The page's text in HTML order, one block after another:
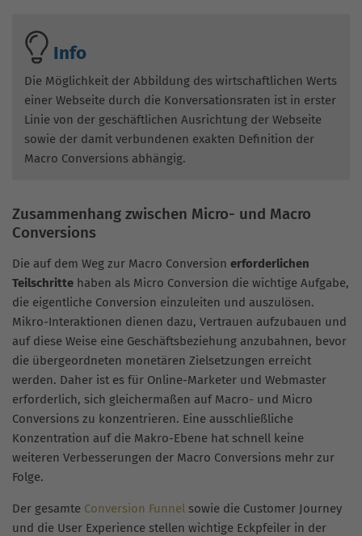
Info
Die Möglichkeit der Abbildung des wirtschaftlichen Werts
einer Webseite durch die Konversationsraten ist in erster
Linie von der geschäftlichen Ausrichtung der Webseite
sowie der damit verbundenen exakten Definition der
Macro Conversions abhängig.
Zusammenhang zwischen Micro- und Macro
Conversions
Die auf dem Weg zur Macro Conversion erforderlichen
Teilschritte haben als Micro Conversion die wichtige Aufgabe,
die eigentliche Conversion einzuleiten und auszulösen.
Mikro-Interaktionen dienen dazu, Vertrauen aufzubauen und
auf diese Weise eine Geschäftsbeziehung anzubahnen, bevor
die übergeordneten monetären Zielsetzungen erreicht
werden. Daher ist es für Online-Marketer und Webmaster
erforderlich, sich gleichermaßen auf Macro- und Micro
Conversions zu konzentrieren. Eine ausschließliche
Konzentration auf die Makro-Ebene hat schnell keine
weiteren Verbesserungen der Macro Conversions mehr zur
Folge.
Der gesamte Conversion Funnel sowie die Customer Journey
und die User Experience stellen wichtige Eckpfeiler in der